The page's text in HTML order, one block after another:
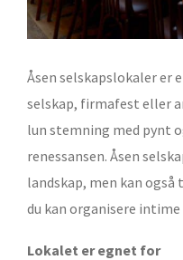
Åsen selskapslokaler
selskap, firmafest eller
lun stemning med pynt
renessansen. Åsen
landskap, men kan
du kan organisere
Lokalet er egnet for